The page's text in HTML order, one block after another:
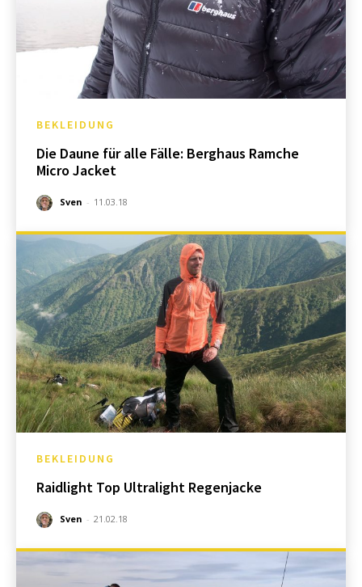
BEKLEIDUNG
Die Daune für alle Fälle: Berghaus Ramche
Micro Jacket
Sven - 11.03.18
BEKLEIDUNG
Raidlight Top Ultralight Regenjacke
Sven - 21.02.18